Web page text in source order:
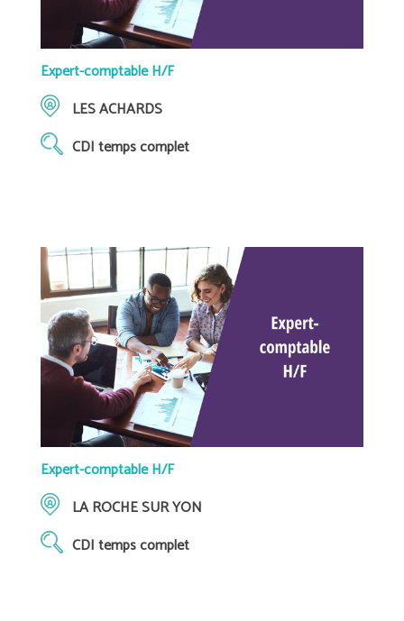
Expert-comptable H/F
LES ACHARDS
CDI temps complet
Expert-comptable H/F
LA ROCHE SUR YON
CDI temps complet